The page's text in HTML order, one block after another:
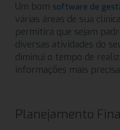
Um bom software de
várias áreas de sua
permitirá que sejam
diversas atividades do
diminui o tempo de
informações mais
Planejamento